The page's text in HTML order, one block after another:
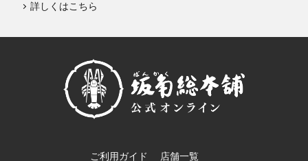
詳しくはこちら
ご利用ガイド 店舗一覧